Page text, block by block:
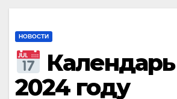
НОВОСТИ
2024 году